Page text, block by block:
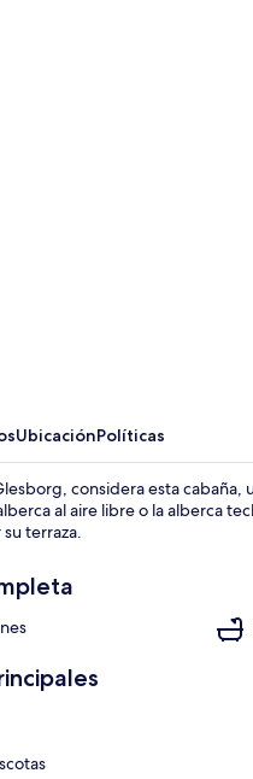
UbicaciónPolíticas
considera esta
al aire libre o la alberca
terraza.